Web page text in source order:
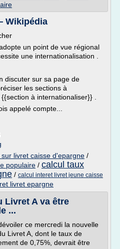
Wikipédia
un point de vue régional
une internationalisation .
discuter sur sa page de
les sections à
à internationaliser}} .
appelé compte...
livret caisse d'epargne /
populaire / calcul taux
/ calcul interet livret jeune caisse
livret epargne
Livret A va être
...
ce mercredi la nouvelle
Livret A, dont le taux de
de 0,75%, devrait être